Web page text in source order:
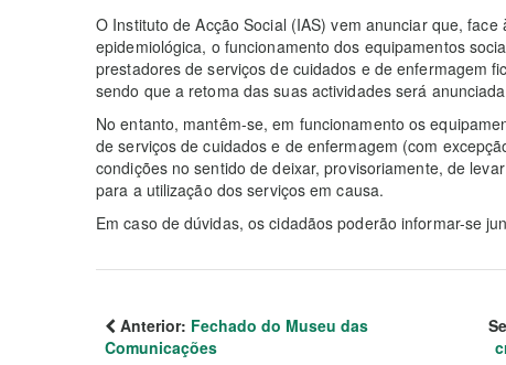
O Instituto de Acção Social (IAS) vem anunciar que,
epidemiológica, o funcionamento dos equipamentos
prestadores de serviços de cuidados e de enfermagem
sendo que a retoma das suas actividades será
No entanto, mantêm-se, em funcionamento os
de serviços de cuidados e de enfermagem (com
condições no sentido de deixar, provisoriamente, de
para a utilização dos serviços em causa.
Em caso de dúvidas, os cidadãos poderão informar-se
Anterior: Fechado do Museu das
Comunicações